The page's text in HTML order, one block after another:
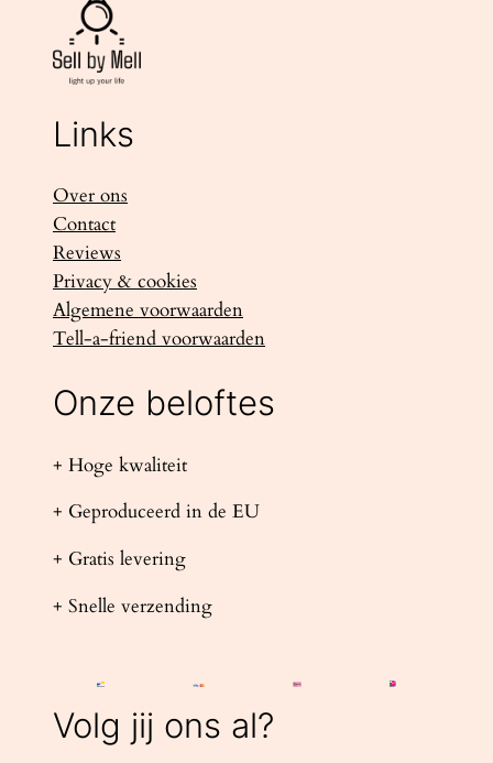
Links
Over ons
Contact
Reviews
Privacy & cookies
Algemene voorwaarden
Tell-a-friend voorwaarden
Onze beloftes
+ Hoge kwaliteit
+ Geproduceerd in de EU
+ Gratis levering
+ Snelle verzending
Volg jij ons al?